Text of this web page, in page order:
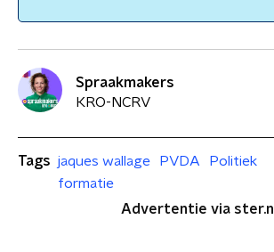
Spraakmakers
KRO-NCRV
Tags jaques wallage PVDA
Politiek
formatie
Advertentie via ster.nl